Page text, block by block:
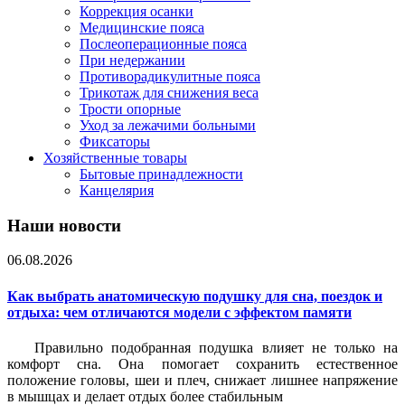
Коррекция осанки
Медицинские пояса
Послеоперационные пояса
При недержании
Противорадикулитные пояса
Трикотаж для снижения веса
Трости опорные
Уход за лежачими больными
Фиксаторы
Хозяйственные товары
Бытовые принадлежности
Канцелярия
Наши новости
06.08.2026
Как выбрать анатомическую подушку для сна, поездок и
отдыха: чем отличаются модели с эффектом памяти
Правильно подобранная подушка влияет не только на
комфорт сна. Она помогает сохранить естественное
положение головы, шеи и плеч, снижает лишнее напряжение
в мышцах и делает отдых более стабильным